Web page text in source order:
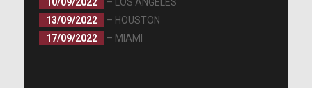
10/09/2022
– LOS ANGELES
13/09/2022
– HOUSTON
17/09/2022
– MIAMI